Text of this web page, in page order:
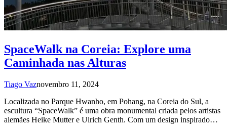
SpaceWalk na Coreia: Explore uma
Caminhada nas Alturas
Tiago Vaznovembro 11, 2024
Localizada no Parque Hwanho, em Pohang, na Coreia do Sul, a
escultura “SpaceWalk” é uma obra monumental criada pelos artistas
alemães Heike Mutter e Ulrich Genth. Com um design inspirado…